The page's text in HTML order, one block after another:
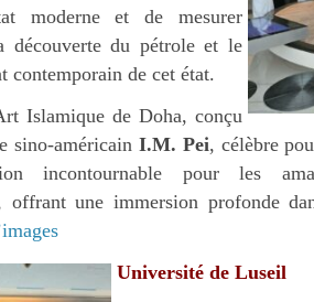
moderne et de mesurer
découverte du pétrole et le
contemporain de cet état.
Islamique de Doha, conçu
sino-américain I.M. Pei, célèbre
incontournable pour les
offrant une immersion profonde
Université de Luseil